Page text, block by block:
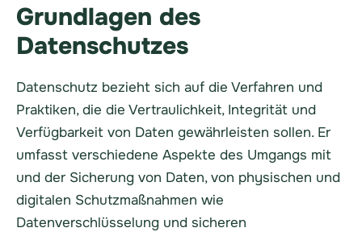
Grundlagen des
Datenschutzes
Datenschutz bezieht sich auf die Verfahren und
Praktiken, die die Vertraulichkeit, Integrität und
Verfügbarkeit von Daten gewährleisten sollen. Er
umfasst verschiedene Aspekte des Umgangs mit
und der Sicherung von Daten, von physischen und
digitalen Schutzmaßnahmen wie
Datenverschlüsselung und sicheren